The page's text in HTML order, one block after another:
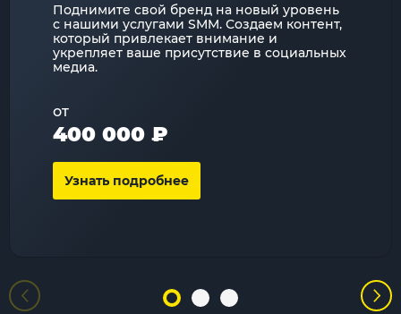
Поднимите свой бренд на новый уровень
с нашими услугами SMM. Создаем контент,
который привлекает внимание и
укрепляет ваше присутствие в социальных
медиа.
от
400 000 ₽
Узнать подробнее